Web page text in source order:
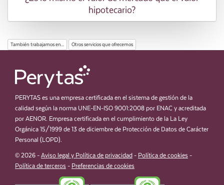
hipotecario?
También trabajamos en... Otros servicios que ofrecemos
PERYTAS es una empresa certificada en el sistema de gestión de la
calidad según la norma UNE-EN-ISO 9001:2008 por ENAC y acreditada
por AENOR. Empresa certificada en el cumplimiento de la La Ley
Orgánica 15/1999 de 13 de diciembre de Protección de Datos de Carácter
Personal (LOPD).
© 2026 - Aviso legal y Política de privacidad - Política de cookies -
Política de terceros - Preferencias de cookies